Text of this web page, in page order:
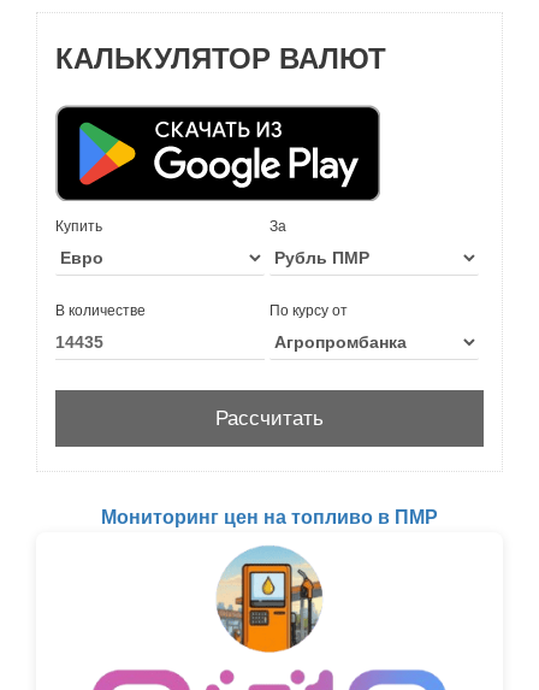
КАЛЬКУЛЯТОР ВАЛЮТ
Купить За
В количестве По курсу от
Мониторинг цен на топливо в ПМР